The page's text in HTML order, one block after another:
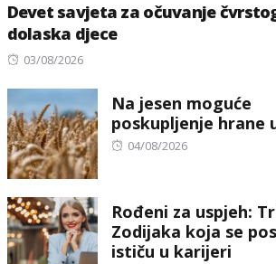
Devet savjeta za očuvanje
dolaska djece
Posted
03/08/2026
Na jesen moguće
poskupljenje hrane
Posted
04/08/2026
Rođeni za uspjeh:
Zodijaka koja se
ističu u karijeri